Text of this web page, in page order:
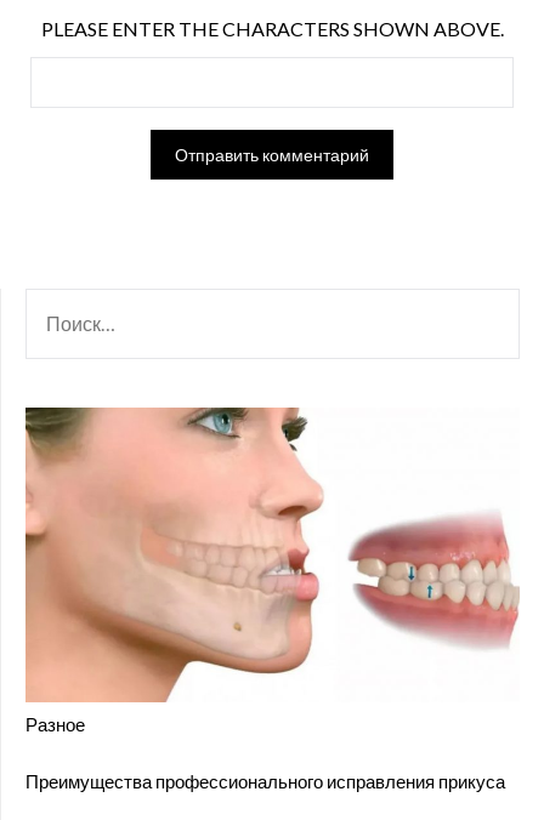
PLEASE ENTER THE CHARACTERS SHOWN ABOVE.
Разное
Преимущества профессионального исправления прикуса